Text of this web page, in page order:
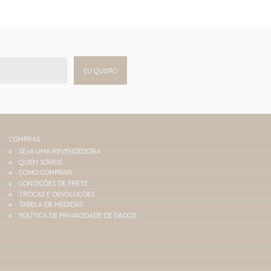
EU QUERO
COMPRAS
SEJA UMA REVENDEDORA
QUEM SOMOS
COMO COMPRAR
CONDIÇÕES DE FRETE
TROCAS E DEVOLUÇÕES
TABELA DE MEDIDAS
POLÍTICA DE PRIVACIDADE DE DADOS